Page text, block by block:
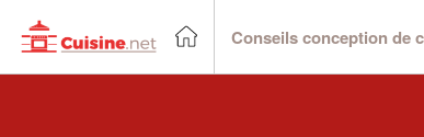
Conseils conception de